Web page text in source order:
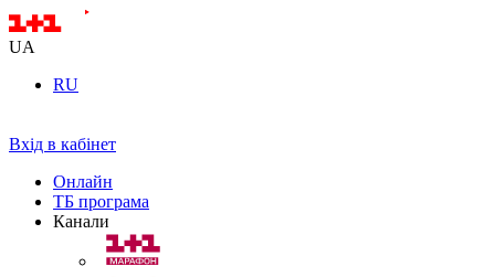
UA
RU
Вхід в кабінет
Онлайн
ТБ програма
Канали